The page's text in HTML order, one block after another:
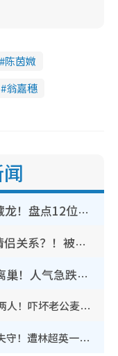
陈茵媺
翁嘉穗
《爱·回家》隐形富豪卧虎藏龙！盘点12位财气逼人的有钱艺人：这位美女3亿身家不愁做
叶泓文拍拖一周年亲口否认情侣关系？！被质疑感情造假竟称GM“普通同事”
30岁男艺人低调宣布已秘密离巢！人气急跌变失踪人口：“这几年过得并不容易”
简淑儿染金发剪短头发气质判若两人！吓坏老公麦大力都认不出：“你做什么？”
TVB新闻主播陈嘉欣镜头前罕见失守！遭林超英一句话突袭吓坏当场大笑